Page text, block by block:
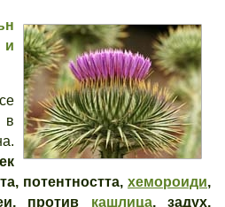
и
в
потентността, хемороиди,
против кашлица, задух,